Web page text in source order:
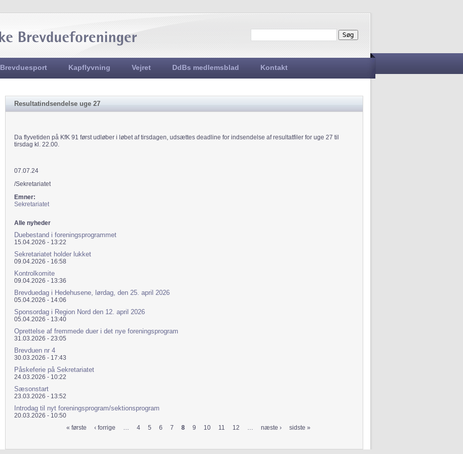
Søgefelt
Søg
Brevduesport Kapflyvning Vejret DdBs medlemsblad Kontakt
Resultatindsendelse uge 27
Da flyvetiden på KfK 91 først udløber i løbet af tirsdagen, udsættes deadline for indsendelse af resultatfiler for uge 27 til
tirsdag kl. 22.00.
07.07.24
/Sekretariatet
Emner:
Sekretariatet
Alle nyheder
Duebestand i foreningsprogrammet
15.04.2026 - 13:22
Sekretariatet holder lukket
09.04.2026 - 16:58
Kontrolkomite
09.04.2026 - 13:36
Brevduedag i Hedehusene, lørdag, den 25. april 2026
05.04.2026 - 14:06
Sponsordag i Region Nord den 12. april 2026
05.04.2026 - 13:40
Oprettelse af fremmede duer i det nye foreningsprogram
31.03.2026 - 23:05
Brevduen nr 4
30.03.2026 - 17:43
Påskeferie på Sekretariatet
24.03.2026 - 10:22
Sæsonstart
23.03.2026 - 13:52
Introdag til nyt foreningsprogram/sektionsprogram
20.03.2026 - 10:50
« første ‹ forrige … 4 5 6 7 8 9 10 11 12 … næste › sidste »